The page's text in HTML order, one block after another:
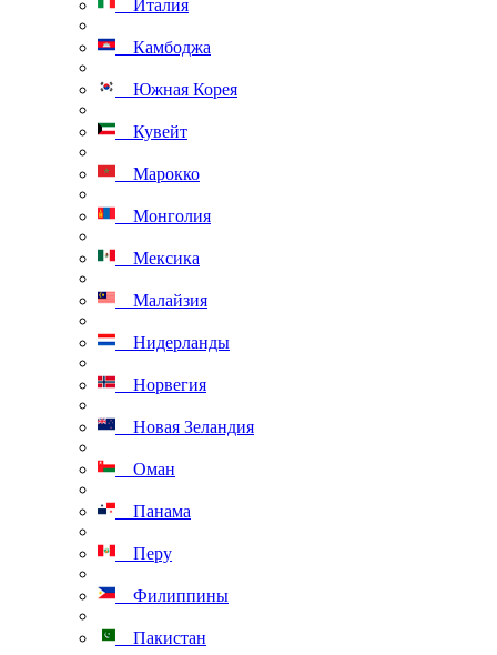
Италия
Камбоджа
Южная Корея
Кувейт
Марокко
Монголия
Мексика
Малайзия
Нидерланды
Норвегия
Новая Зеландия
Оман
Панама
Перу
Филиппины
Пакистан